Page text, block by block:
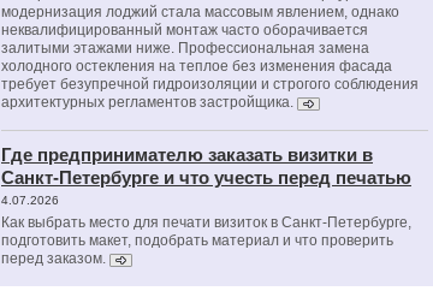
модернизация лоджий стала массовым явлением, однако
неквалифицированный монтаж часто оборачивается
залитыми этажами ниже. Профессиональная замена
холодного остекления на теплое без изменения фасада
требует безупречной гидроизоляции и строгого соблюдения
архитектурных регламентов застройщика.
Где предпринимателю заказать визитки в
Санкт-Петербурге и что учесть перед печатью
4.07.2026
Как выбрать место для печати визиток в Санкт-Петербурге,
подготовить макет, подобрать материал и что проверить
перед заказом.